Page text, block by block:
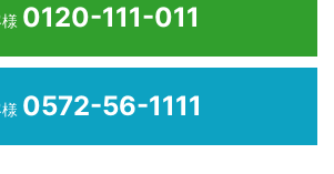
0120-111-011
0572-56-1111